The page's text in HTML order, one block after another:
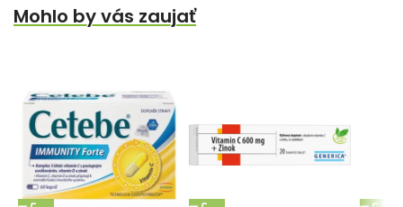
Mohlo by vás zaujať